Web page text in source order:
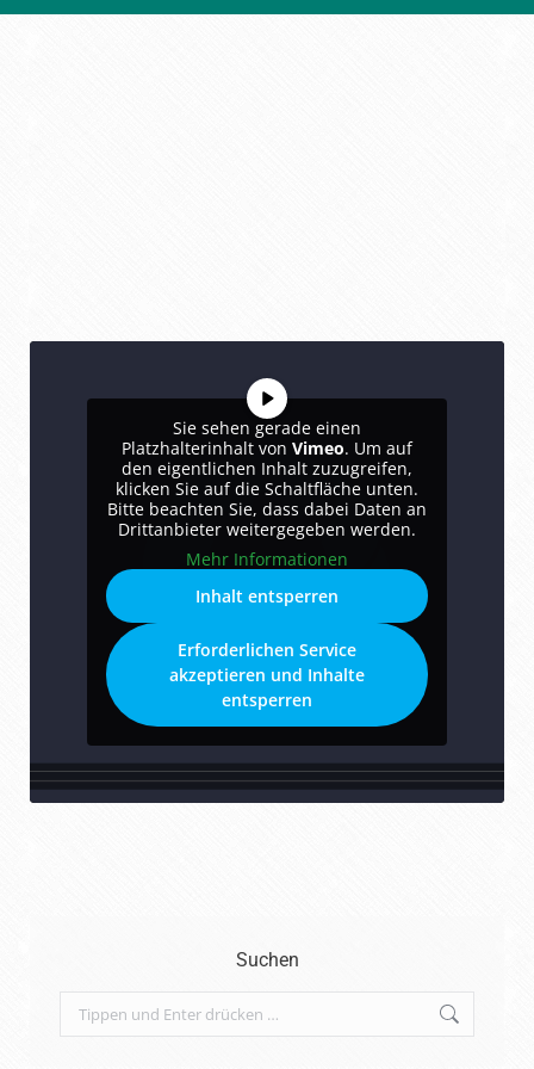
Sie sehen gerade einen
Platzhalterinhalt von Vimeo. Um auf
den eigentlichen Inhalt zuzugreifen,
klicken Sie auf die Schaltfläche unten.
Bitte beachten Sie, dass dabei Daten an
Drittanbieter weitergegeben werden.
Mehr Informationen
Inhalt entsperren
Erforderlichen Service
akzeptieren und Inhalte
entsperren
Suchen